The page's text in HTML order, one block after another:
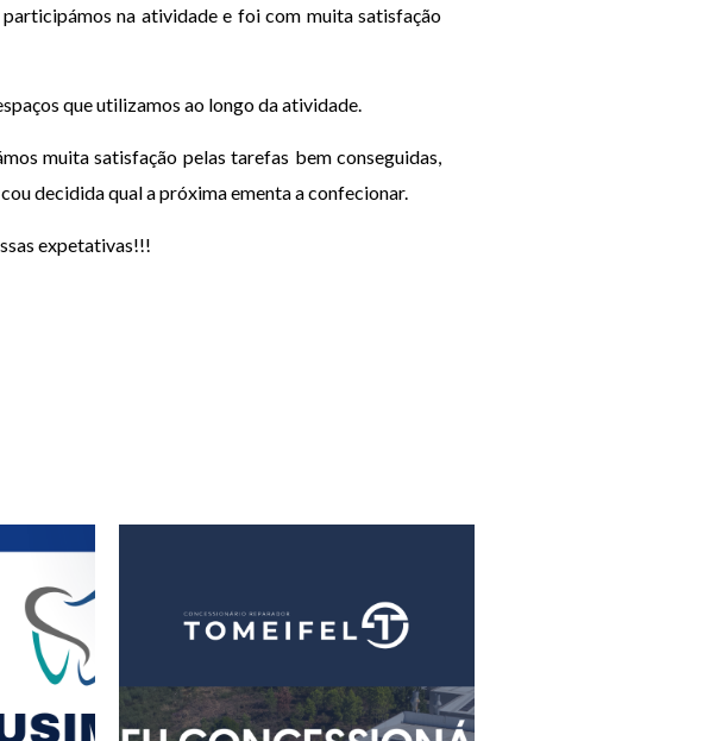
na atividade e foi com muita satisfação
que utilizamos ao longo da atividade.
muita satisfação pelas tarefas bem conseguidas,
decidida qual a próxima ementa a confecionar.
expetativas!!!